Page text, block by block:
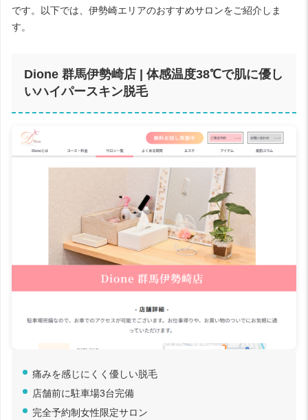
です。以下では、伊勢崎エリアのおすすめサロンをご紹介しま
す。
Dione 群馬伊勢崎店 | 体感温度38℃で肌に優し
いハイパースキン脱毛
痛みを感じにくく優しい脱毛
店舗前に駐車場3台完備
完全予約制女性限定サロン